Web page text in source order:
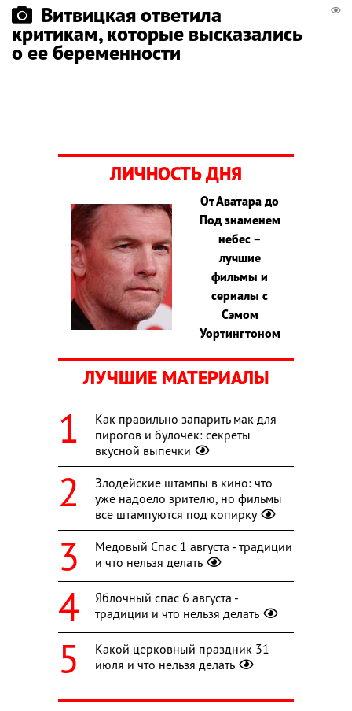
Витвицкая ответила
критикам, которые высказались
о ее беременности
ЛИЧНОСТЬ ДНЯ
От Аватара до
Под знаменем
небес –
лучшие
фильмы и
сериалы с
Сэмом
Уортингтоном
ЛУЧШИЕ МАТЕРИАЛЫ
Как правильно запарить мак для
пирогов и булочек: секреты
вкусной выпечки
Злодейские штампы в кино: что
уже надоело зрителю, но фильмы
все штампуются под копирку
Медовый Спас 1 августа - традиции
и что нельзя делать
Яблочный спас 6 августа -
традиции и что нельзя делать
Какой церковный праздник 31
июля и что нельзя делать